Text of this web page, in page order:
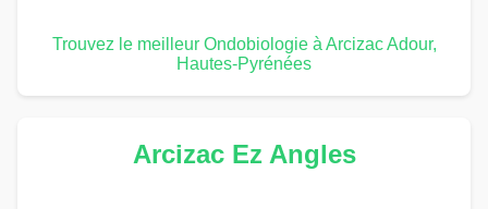
Trouvez le meilleur Ondobiologie à Arcizac Adour,
Hautes-Pyrénées
Arcizac Ez Angles